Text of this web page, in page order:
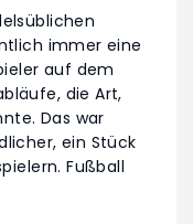
immer eine
auf dem
die Art,
Das war
ein Stück
Fußball